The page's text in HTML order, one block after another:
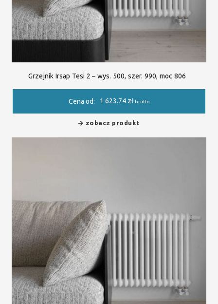
Grzejnik Irsap Tesi 2 – wys. 500, szer. 990, moc 806
Cena od: 1 623.74 zł brutto
zobacz produkt